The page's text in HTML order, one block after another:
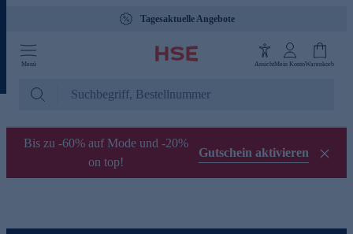
Tagesaktuelle Angebote
Menü AnsichtMein KontoWarenkorb
Bis zu -60% auf Mode und -20%
on top!
Gutschein aktivieren